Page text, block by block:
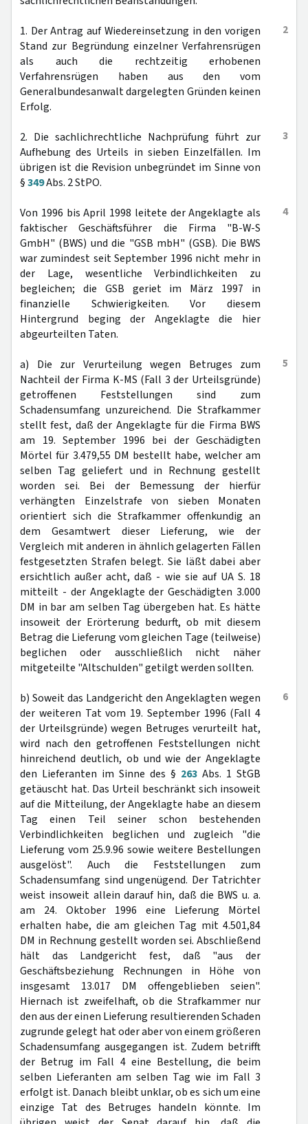
2
1. Der Antrag auf Wiedereinsetzung in den vorigen
Stand zur Begründung einzelner Verfahrensrügen
als auch die rechtzeitig erhobenen
Verfahrensrügen haben aus den vom
Generalbundesanwalt dargelegten Gründen keinen
Erfolg.
3
2. Die sachlichrechtliche Nachprüfung führt zur
Aufhebung des Urteils in sieben Einzelfällen. Im
übrigen ist die Revision unbegründet im Sinne von
§349Abs. 2 StPO.
4
Von 1996 bis April 1998 leitete der Angeklagte als
faktischer Geschäftsführer die Firma "B-W-S
GmbH" (BWS) und die "GSB mbH" (GSB). Die BWS
war zumindest seit September 1996 nicht mehr in
der Lage, wesentliche Verbindlichkeiten zu
begleichen; die GSB geriet im März 1997 in
finanzielle Schwierigkeiten. Vor diesem
Hintergrund beging der Angeklagte die hier
abgeurteilten Taten.
5
a) Die zur Verurteilung wegen Betruges zum
Nachteil der Firma K-MS (Fall 3 der Urteilsgründe)
getroffenen Feststellungen sind zum
Schadensumfang unzureichend. Die Strafkammer
stellt fest, daß der Angeklagte für die Firma BWS
am 19. September 1996 bei der Geschädigten
Mörtel für 3.479,55 DM bestellt habe, welcher am
selben Tag geliefert und in Rechnung gestellt
worden sei. Bei der Bemessung der hierfür
verhängten Einzelstrafe von sieben Monaten
orientiert sich die Strafkammer offenkundig an
dem Gesamtwert dieser Lieferung, wie der
Vergleich mit anderen in ähnlich gelagerten Fällen
festgesetzten Strafen belegt. Sie läßt dabei aber
ersichtlich außer acht, daß - wie sie auf UA S. 18
mitteilt - der Angeklagte der Geschädigten 3.000
DM in bar am selben Tag übergeben hat. Es hätte
insoweit der Erörterung bedurft, ob mit diesem
Betrag die Lieferung vom gleichen Tage (teilweise)
beglichen oder ausschließlich nicht näher
mitgeteilte "Altschulden" getilgt werden sollten.
6
b) Soweit das Landgericht den Angeklagten wegen
der weiteren Tat vom 19. September 1996 (Fall 4
der Urteilsgründe) wegen Betruges verurteilt hat,
wird nach den getroffenen Feststellungen nicht
hinreichend deutlich, ob und wie der Angeklagte
den Lieferanten im Sinne des § 263 Abs. 1 StGB
getäuscht hat. Das Urteil beschränkt sich insoweit
auf die Mitteilung, der Angeklagte habe an diesem
Tag einen Teil seiner schon bestehenden
Verbindlichkeiten beglichen und zugleich "die
Lieferung vom 25.9.96 sowie weitere Bestellungen
ausgelöst". Auch die Feststellungen zum
Schadensumfang sind ungenügend. Der Tatrichter
weist insoweit allein darauf hin, daß die BWS u. a.
am 24. Oktober 1996 eine Lieferung Mörtel
erhalten habe, die am gleichen Tag mit 4.501,84
DM in Rechnung gestellt worden sei. Abschließend
hält das Landgericht fest, daß "aus der
Geschäftsbeziehung Rechnungen in Höhe von
insgesamt 13.017 DM offengeblieben seien".
Hiernach ist zweifelhaft, ob die Strafkammer nur
den aus der einen Lieferung resultierenden Schaden
zugrunde gelegt hat oder aber von einem größeren
Schadensumfang ausgegangen ist. Zudem betrifft
der Betrug im Fall 4 eine Bestellung, die beim
selben Lieferanten am selben Tag wie im Fall 3
erfolgt ist. Danach bleibt unklar, ob es sich um eine
einzige Tat des Betruges handeln könnte. Im